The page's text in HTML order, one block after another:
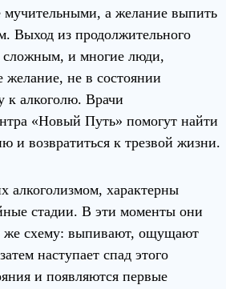
мучительными, а желание выпить
Выход из продолжительного
сложным, и многие люди,
желание, не в состоянии
к алкоголю. Врачи
«Новый Путь» помогут найти
и возвратиться к трезвой жизни.
алкоголизмом, характерны
стадии. В эти моменты они
же схему: выпивают, ощущают
наступает спад этого
и появляются первые